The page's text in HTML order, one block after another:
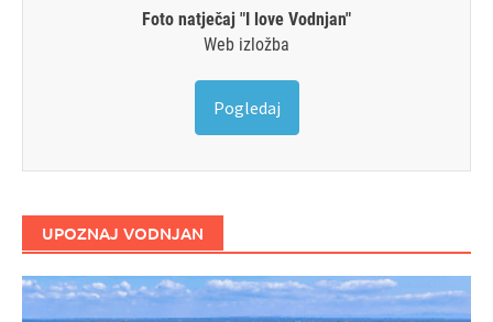
Foto natječaj "I love Vodnjan"
Web izložba
Pogledaj
UPOZNAJ VODNJAN